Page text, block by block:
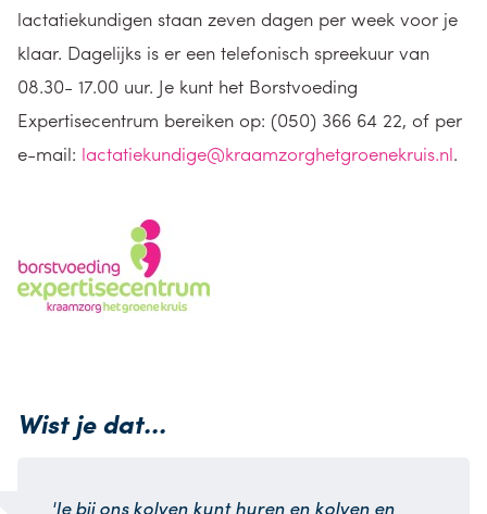
lactatiekundigen staan zeven dagen per week voor je
klaar. Dagelijks is er een telefonisch spreekuur van
08.30- 17.00 uur. Je kunt het Borstvoeding
Expertisecentrum bereiken op: (050) 366 64 22, of per
e-mail: lactatiekundige@kraamzorghetgroenekruis.nl.
Wist je dat...
'Je bij ons kolven kunt huren en kolven en